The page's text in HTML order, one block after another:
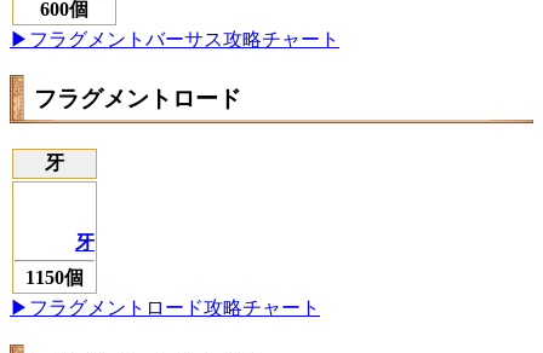
600個
▶フラグメントバーサス攻略チャート
フラグメントロード
牙
牙
1150個
▶フラグメントロード攻略チャート